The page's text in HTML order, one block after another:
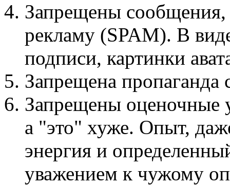
Запрещены
рекламу (SPAM). В
подписи, картинки
Запрещена
Запрещены оценочные
а "это" хуже. Опыт,
энергия и
уважением к чужому